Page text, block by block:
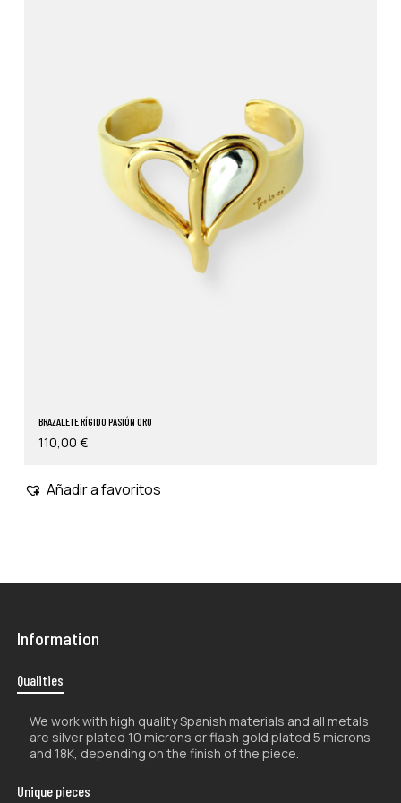
BRAZALETE RÍGIDO PASIÓN ORO
110,00 €
Añadir a favoritos
Information
Qualities
We work with high quality Spanish materials and all metals
are silver plated 10 microns or flash gold plated 5 microns
and 18K, depending on the finish of the piece.
Unique pieces